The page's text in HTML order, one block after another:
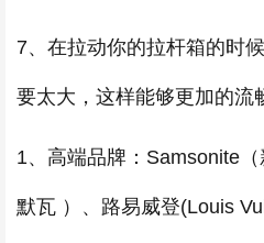
7、在拉动你的拉杆箱的时
要太大，这样能够更加的流
1、高端品牌：Samsonite
默瓦 ）、路易威登(Louis